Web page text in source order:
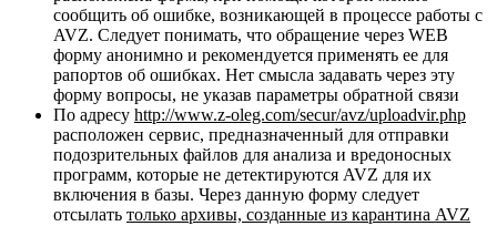
сообщить об ошибке, возникающей в процессе работы с
AVZ. Следует понимать, что обращение через WEB
форму анонимно и рекомендуется применять ее для
рапортов об ошибках. Нет смысла задавать через эту
форму вопросы, не указав параметры обратной связи
По адресу http://www.z-oleg.com/secur/avz/uploadvir.php
расположен сервис, предназначенный для отправки
подозрительных файлов для анализа и вредоносных
программ, которые не детектируются AVZ для их
включения в базы. Через данную форму следует
отсылать только архивы, созданные из карантина AVZ